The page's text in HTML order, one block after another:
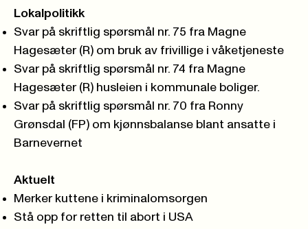
Lokalpolitikk
Svar på skriftlig spørsmål nr. 75 fra Magne
Hagesæter (R) om bruk av frivillige i våketjeneste
Svar på skriftlig spørsmål nr. 74 fra Magne
Hagesæter (R) husleien i kommunale boliger.
Svar på skriftlig spørsmål nr. 70 fra Ronny
Grønsdal (FP) om kjønnsbalanse blant ansatte i
Barnevernet
Aktuelt
Merker kuttene i kriminalomsorgen
Stå opp for retten til abort i USA